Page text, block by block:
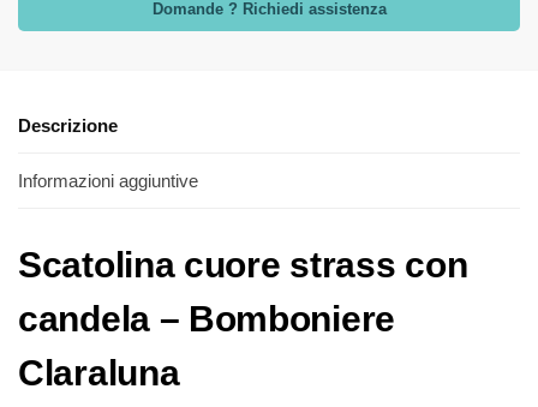
Domande ? Richiedi assistenza
Descrizione
Informazioni aggiuntive
Scatolina cuore strass con
candela – Bomboniere
Claraluna